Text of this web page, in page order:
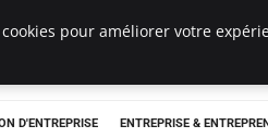
D'ENTREPRISE ENTREPRISE &
pour améliorer votre